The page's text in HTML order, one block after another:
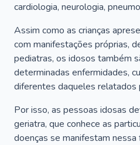
cardiologia, neurologia,
Assim como as crianças
com manifestações próprias,
pediatras, os idosos também
determinadas enfermidades,
diferentes daqueles relatados
Por isso, as pessoas idosas
geriatra, que conhece as
doenças se manifestam